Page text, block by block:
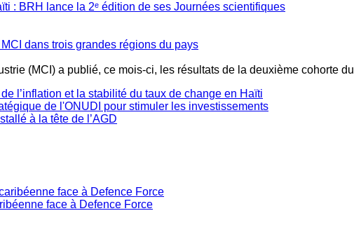
: BRH lance la 2ᵉ édition de ses Journées scientifiques
dans trois grandes régions du pays
(MCI) a publié, ce mois-ci, les résultats de la deuxième cohorte
l’inflation et la stabilité du taux de change en Haïti
de l'ONUDI pour stimuler les investissements
à la tête de l’AGD
face à Defence Force